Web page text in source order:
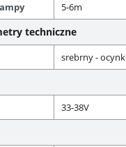
5-6m
techniczne
srebrny - ocynk
33-38V